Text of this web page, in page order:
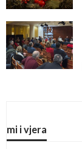
mi i vjera